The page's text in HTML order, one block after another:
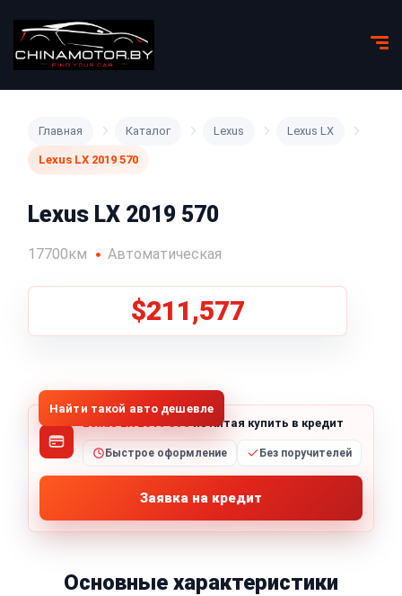
Главная Каталог Lexus Lexus LX
Lexus LX 2019 570
Lexus LX 2019 570
17700км Автоматическая
$211,577
Найти такой авто дешевле
Lexus LX 2019 570из Китая купить в кредит
Быстрое оформление Без поручителей
Заявка на кредит
Основные характеристики